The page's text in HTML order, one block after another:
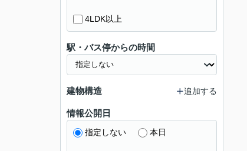
4LDK以上
駅・バス停からの時間
建物構造 追加する
情報公開日
指定しない 本日